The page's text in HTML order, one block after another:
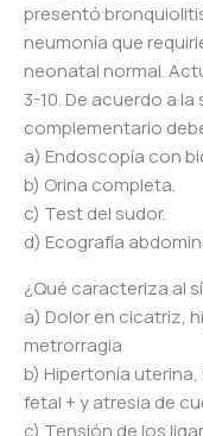
presentó
neumonía que
neonatal normal.
3-10. De acuerdo a
complementario
a) Endoscopía con
b) Orina completa.
c) Test del sudor.
d) Ecografía
¿Qué caracteriza al
a) Dolor en cicatriz,
metrorragia
b) Hipertonía
fetal + y atresia de
c) Tensión de los